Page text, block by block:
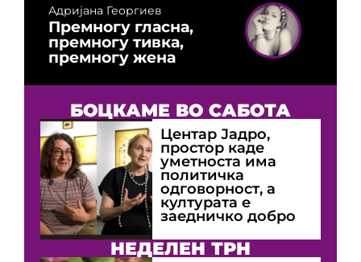
Адријана Георгиев
Премногу гласна,
премногу тивка,
премногу жена
БОЦКАМЕ ВО САБОТА
Центар Јадро,
простор каде
уметноста има
политичка
одговорност, а
културата е
заедничко добро
НЕДЕЛЕН ТРН